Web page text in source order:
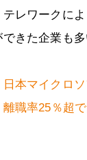
テレワークに
できた企業も多
日本マイクロ
離職率25％超